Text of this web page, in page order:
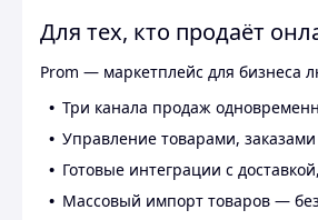
Для тех, кто продаёт
Prom — маркетплейс для бизнеса
Три канала продаж
Управление товарами,
Готовые интеграции с
Массовый импорт товаров —